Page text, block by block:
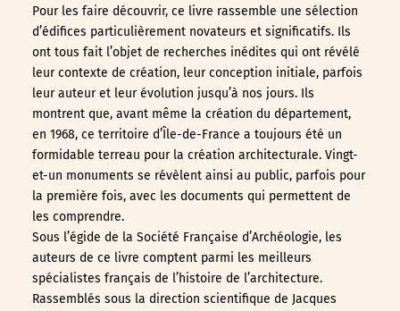
Pour les faire découvrir, ce livre rassemble une sélection
d’édifices particulièrement novateurs et significatifs. Ils
ont tous fait l’objet de recherches inédites qui ont révélé
leur contexte de création, leur conception initiale, parfois
leur auteur et leur évolution jusqu’à nos jours. Ils
montrent que, avant même la création du département,
en 1968, ce territoire d’Île-de-France a toujours été un
formidable terreau pour la création architecturale. Vingt-
et-un monuments se révèlent ainsi au public, parfois pour
la première fois, avec les documents qui permettent de
les comprendre.
Sous l’égide de la Société Française d’Archéologie, les
auteurs de ce livre comptent parmi les meilleurs
spécialistes français de l’histoire de l’architecture.
Rassemblés sous la direction scientifique de Jacques